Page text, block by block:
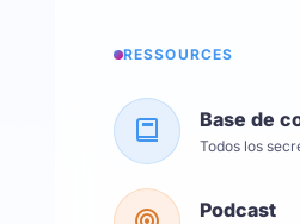
RESSOURCES
Base de
Todos los
Podcast